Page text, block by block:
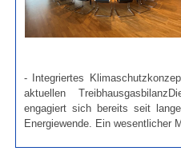
- Integriertes
aktuellen
engagiert sich bereits seit
Energiewende. Ein wesentlicher